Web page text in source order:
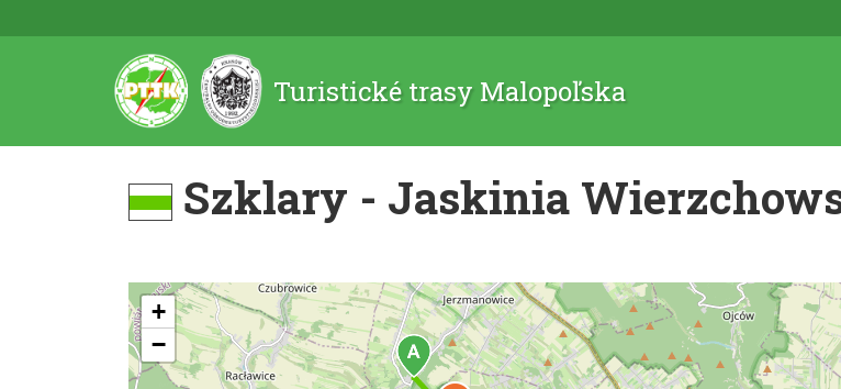
Turistické trasy Malopoľska
Szklary - Jaskinia
+
−